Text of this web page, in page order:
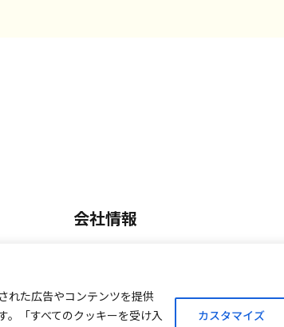
れた広告やコンテンツを提供
「すべてのクッキーを受け入
カスタマイズ
内
会社情報
事業内容
外商販売